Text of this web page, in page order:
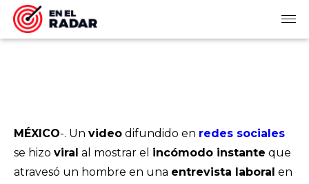
MÉXICO-. Un video difundido en redes sociales
se hizo viral al mostrar el incómodo instante que
atravesó un hombre en una entrevista laboral en